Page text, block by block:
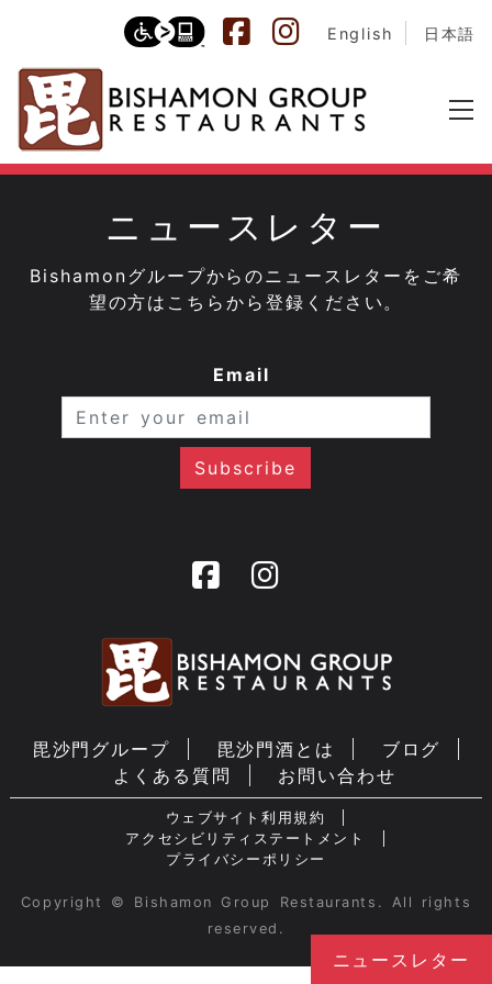
English 日本語
ニュースレター
ニュースレター
Bishamonグループからのニュースレターをご希
望の方はこちらから登録ください。
Email
毘沙門グループ 毘沙門酒とは
ブログ
よくある質問
お問い合わせ
ウェブサイト利用規約
アクセシビリティステートメント
プライバシーポリシー
Copyright © Bishamon Group Restaurants. All rights
reserved.